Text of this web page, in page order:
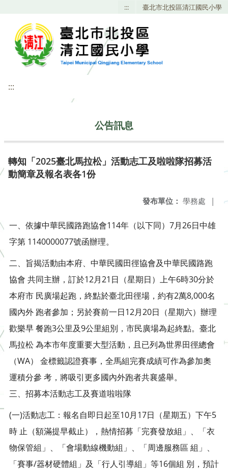
::: 臺北市北投區清江國民小學
:::
公告訊息
轉知「2025臺北馬拉松」活動志工及啦啦隊招募活
動簡章及報名表各1份
發布單位： 學務處 |
一、依據中華民國路跑協會114年（以下同）7月26日中雄
字第 1140000077號函辦理。
二、旨揭活動由本府、中華民國田徑協會及中華民國路跑
協會 共同主辦，訂於12月21日（星期日）上午6時30分於
本府市 民廣場起跑，終點於臺北田徑場，約有2萬8,000名
國內外 跑者參加；另於賽前一日12月20日（星期六）辦理
歡樂早 餐跑3公里及9公里組別，市民廣場為起終點。臺北
馬拉松 為本市年度重要大型活動，且已列為世界田徑總會
（WA） 金標籤認證賽事，全馬組完賽成績可作為參加奧
運積分參 考，將吸引更多國內外跑者共襄盛舉。
三、招募本活動志工及賽道啦啦隊
(一)活動志工：報名自即日起至10月17日（星期五）下午5
時 止（額滿提早截止），熱情招募「完賽發放組」、「衣
物保管組」、「會場動線機動組」、「周邊服務區 組」、
「賽事/器材硬體組」及「行人引導組」等16個組 別，預計